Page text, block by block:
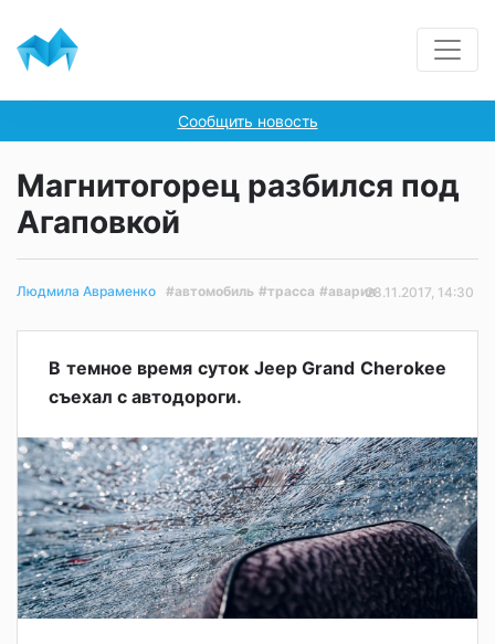
Сообщить новость
Магнитогорец разбился под
Агаповкой
Людмила Авраменко #автомобиль #трасса #авария28.11.2017, 14:30
В темное время суток Jeep Grand Cherokee
съехал с автодороги.